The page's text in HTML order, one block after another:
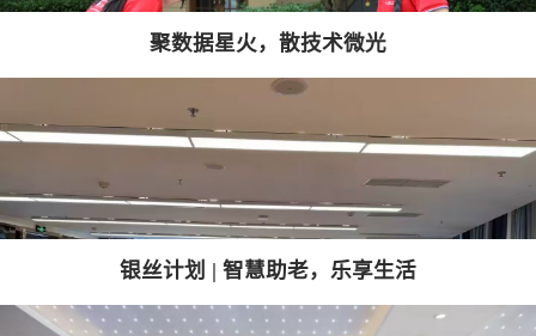
聚数据星火，散技术微光
银丝计划 | 智慧助老，乐享生活